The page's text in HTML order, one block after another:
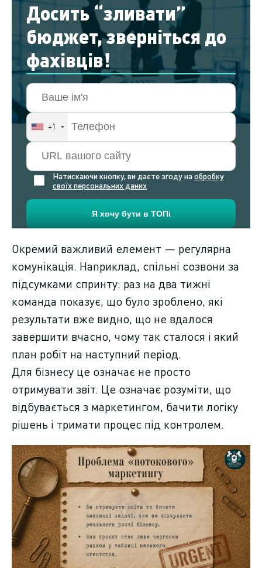
Досить “зливати”
бюджет, зверніться до
фахівців!
+1
Натискаючи кнопку, ви даєте згоду на обробку
своїх персональних даних
Окремий важливий елемент — регулярна
комунікація. Наприклад, спільні созвони за
підсумками спринту: раз на два тижні
команда показує, що було зроблено, які
результати вже видно, що не вдалося
завершити вчасно, чому так сталося і який
план робіт на наступний період.
Для бізнесу це означає не просто
отримувати звіт. Це означає розуміти, що
відбувається з маркетингом, бачити логіку
рішень і тримати процес під контролем.